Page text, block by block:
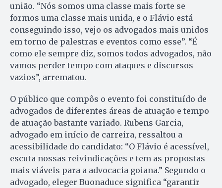
união. “Nós somos uma classe mais forte se
formos uma classe mais unida, e o Flávio está
conseguindo isso, vejo os advogados mais unidos
em torno de palestras e eventos como esse”. “É
como ele sempre diz, somos todos advogados, não
vamos perder tempo com ataques e discursos
vazios”, arrematou.
O público que compôs o evento foi constituído de
advogados de diferentes áreas de atuação e tempo
de atuação bastante variado. Rubens Garcia,
advogado em início de carreira, ressaltou a
acessibilidade do candidato: “O Flávio é acessível,
escuta nossas reivindicações e tem as propostas
mais viáveis para a advocacia goiana.” Segundo o
advogado, eleger Buonaduce significa “garantir